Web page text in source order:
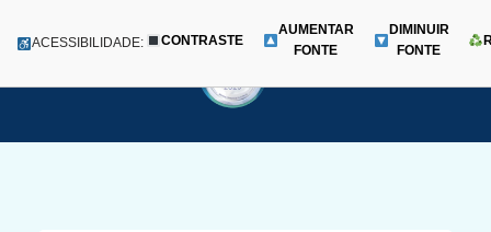
para
Menu
ACESSIBILIDADE: CONTRASTE
AUMENTAR
FONTE
DIMINUIR
FONTE